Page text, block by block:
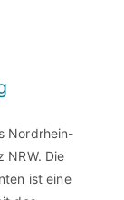
Nordrhein-
NRW. Die
ist eine